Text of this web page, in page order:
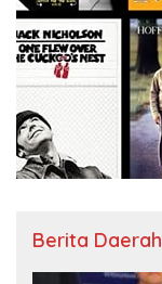
Berita Daerah